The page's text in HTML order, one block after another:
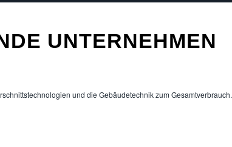
UNTERNEHMEN
und die Gebäudetechnik zum Gesamtverbrauch.